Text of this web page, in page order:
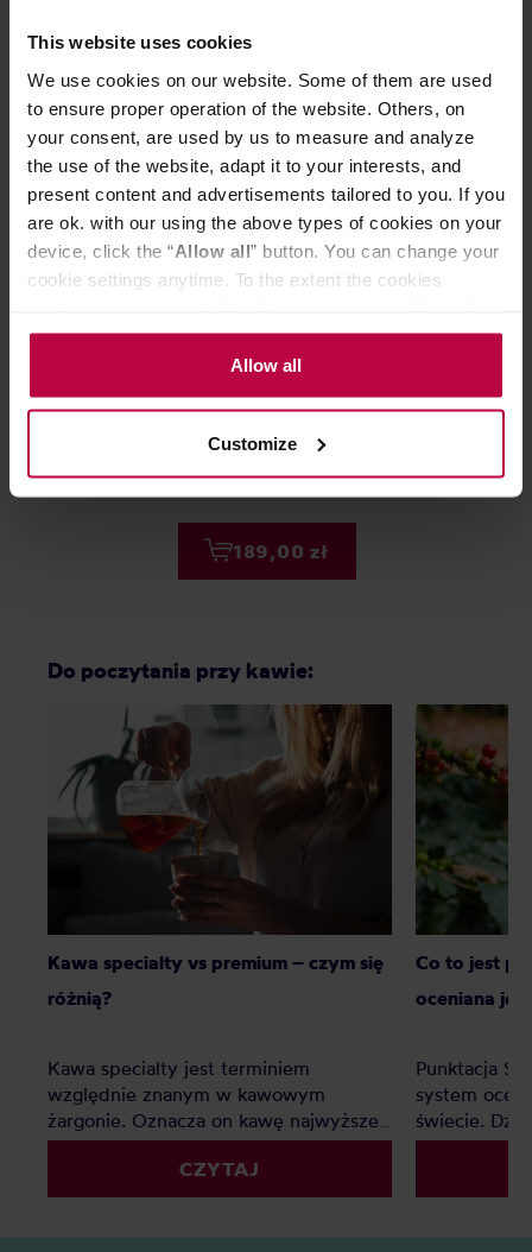
This website uses cookies
We use cookies on our website. Some of them are used
to ensure proper operation of the website. Others, on
your consent, are used by us to measure and analyze
the use of the website, adapt it to your interests, and
present content and advertisements tailored to you. If you
are ok. with our using the above types of cookies on your
device, click the “Allow all” button. You can change your
cookie settings anytime. To the extent the cookies
the controller’s (namely, ALL GOOD S.A., ul.
Mazowiecka 24I/U9, 78-100 Kołobrzeg) or third parties’
legitimate interests which are to ensure a high quality of
activities of the controller and authorized entities. More
information about cookies and the personal data
Allow all
Customize
Może Cię zainteresować
NOWOŚĆ
Kafar - kawa ziarnista Burundi
Turaco Washed Espresso 1 kg
189,00 zł
COFFEE
Uganda
Do poczytania przy kawie:
Kawa specialty vs premium – czym się
różnią?
Kawa specialty jest terminiem
względnie znanym w kawowym
żargonie. Oznacza on kawę najwyższej
jakości, jednak co z kawą premium?
Czy to tylko chwyt marketingowy czy
faktyczna ocena jakości? Z tego
CZYTAJ
Co to jest
oceniana
Punktacja
system
świecie.
palarnie i
kryteriów. Z